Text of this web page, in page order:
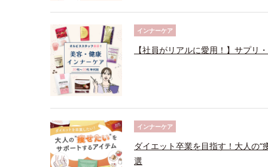
インナーケア
【社員がリアルに愛用！】サプリ
インナーケア
ダイエット卒業を目指す！大人の
選